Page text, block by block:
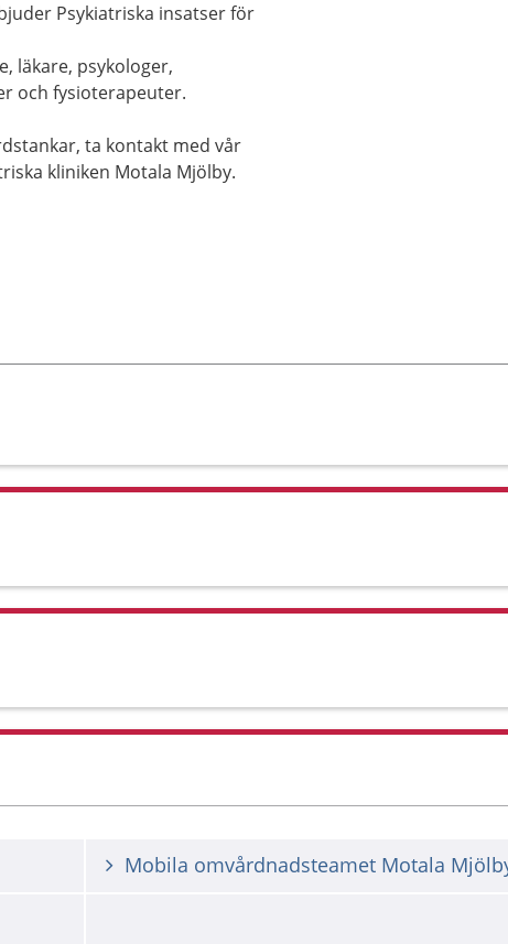
Psykiatriska insatser för
läkare, psykologer,
och fysioterapeuter.
ta kontakt med vår
kliniken Motala Mjölby.
Mobila omvårdnadsteamet Motala